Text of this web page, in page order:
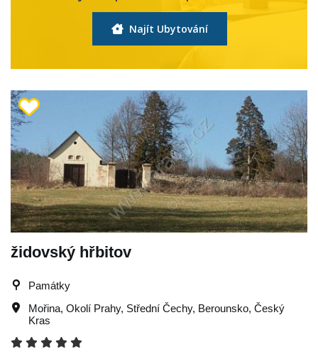
Najít Ubytování
židovský hřbitov
Památky
Mořina, Okolí Prahy, Střední Čechy, Berounsko, Český
Kras